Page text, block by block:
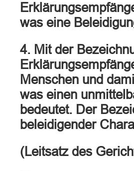
was eine
4. Mit der
Menschen und
was einen
bedeutet. Der
beleidigender
(Leitsatz des